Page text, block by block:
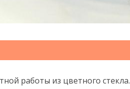
работы из цветного стекла.